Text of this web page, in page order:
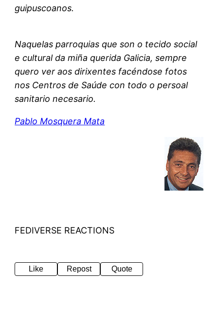
guipuscoanos.
Naquelas parroquias que son o tecido social
e cultural da miña querida Galicia, sempre
quero ver aos dirixentes facéndose fotos
nos Centros de Saúde con todo o persoal
sanitario necesario.
Pablo Mosquera Mata
FEDIVERSE REACTIONS
Like Repost Quote